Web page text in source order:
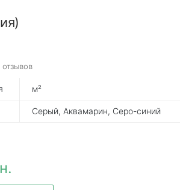
отзывов
м²
Серый, Аквамарин, Серо-синий